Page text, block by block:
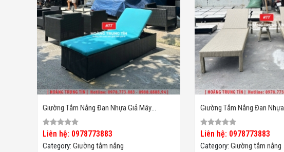
Giường Tắm Nắng Đan Nhựa Giả Mây
HTT024
Liên hệ: 0978773883
Category: Giường tắm nắng
Giường Tắm Nắng Đan
HTT023
Liên hệ: 0978773883
Category: Giường tắm nắng